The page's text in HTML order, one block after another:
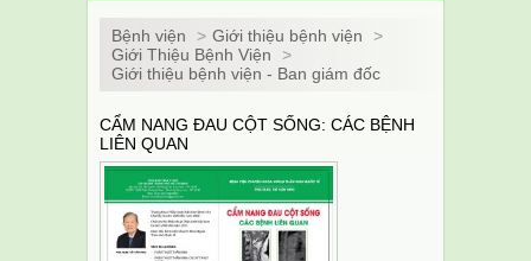
Bệnh viện > Giới thiệu bệnh viện
>
Giới Thiệu Bệnh Viện
>
Giới thiệu bệnh viện - Ban giám đốc
CẨM NANG ĐAU CỘT SỐNG: CÁC BỆNH
LIÊN QUAN